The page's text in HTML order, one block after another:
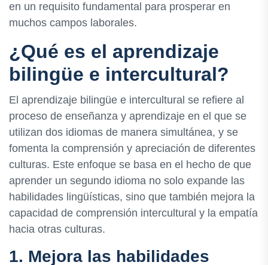
en un requisito fundamental para prosperar en
muchos campos laborales.
¿Qué es el aprendizaje
bilingüe e intercultural?
El aprendizaje bilingüe e intercultural se refiere al
proceso de enseñanza y aprendizaje en el que se
utilizan dos idiomas de manera simultánea, y se
fomenta la comprensión y apreciación de diferentes
culturas. Este enfoque se basa en el hecho de que
aprender un segundo idioma no solo expande las
habilidades lingüísticas, sino que también mejora la
capacidad de comprensión intercultural y la empatía
hacia otras culturas.
1. Mejora las habilidades